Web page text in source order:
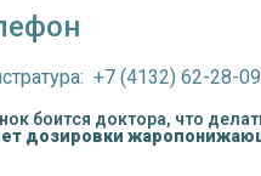
+7 (4132) 62-28-09
боится доктора, что
дозировки